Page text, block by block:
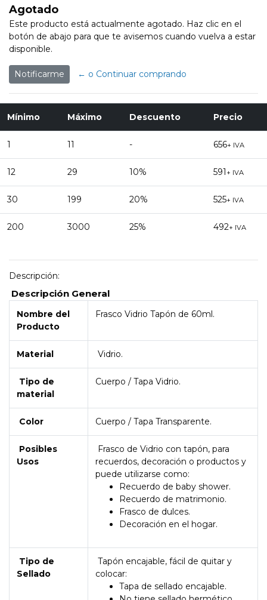
Agotado
Este producto está actualmente agotado. Haz clic en el
botón de abajo para que te avisemos cuando vuelva a estar
disponible.
Notificarme ← o Continuar comprando
Mínimo Máximo Descuento Precio
1 11 - 656+ IVA
12 29 10% 591 + IVA
30 199 20% 525+ IVA
200 3000 25% 492+ IVA
Descripción:
Descripción General
Nombre del
Producto
Frasco Vidrio Tapón de 60ml.
Material Vidrio.
Tipo de
material
Cuerpo / Tapa Vidrio.
Color Cuerpo / Tapa Transparente.
Posibles
Usos
Frasco de Vidrio con tapón, para
recuerdos, decoración o productos y
puede utilizarse como:
Recuerdo de baby shower.
Recuerdo de matrimonio.
Frasco de dulces.
Decoración en el hogar.
Tipo de
Sellado
Tapón encajable, fácil de quitar y
colocar:
Tapa de sellado encajable.